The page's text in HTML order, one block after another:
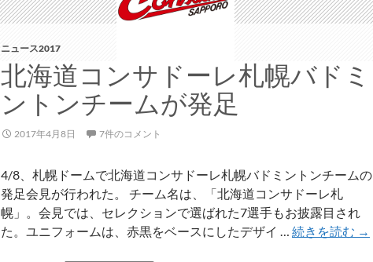
ド
ミ
ト
ン
新
し
い
エ
ニュース2017
北海道コンサドーレ札幌バドミ
ントンチームが発足
2017年4月8日 7件のコメント
4/8、札幌ドームで北海道コンサドーレ札幌バドミントンチームの
発足会見が行われた。 チーム名は、「北海道コンサドーレ札
幌」。会見では、セレクションで選ばれた7選手もお披露目され
た。ユニフォームは、赤黒をベースにしたデザイ … 続きを読む 北
→